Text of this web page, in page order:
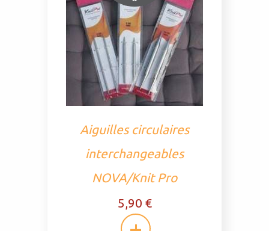
Aiguilles circulaires
interchangeables
NOVA/Knit Pro
5,90 €